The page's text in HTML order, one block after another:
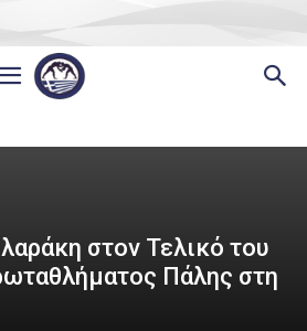
στον Τελικό του
Πάλης στη